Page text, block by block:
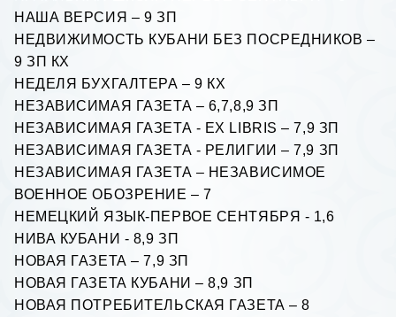
НАША ВЕРСИЯ – 9 ЗП
НЕДВИЖИМОСТЬ КУБАНИ БЕЗ ПОСРЕДНИКОВ –
9 ЗП КХ
НЕДЕЛЯ БУХГАЛТЕРА – 9 КХ
НЕЗАВИСИМАЯ ГАЗЕТА – 6,7,8,9 ЗП
НЕЗАВИСИМАЯ ГАЗЕТА - EX LIBRIS – 7,9 ЗП
НЕЗАВИСИМАЯ ГАЗЕТА - РЕЛИГИИ – 7,9 ЗП
НЕЗАВИСИМАЯ ГАЗЕТА – НЕЗАВИСИМОЕ
ВОЕННОЕ ОБОЗРЕНИЕ – 7
НЕМЕЦКИЙ ЯЗЫК-ПЕРВОЕ СЕНТЯБРЯ - 1,6
НИВА КУБАНИ - 8,9 ЗП
НОВАЯ ГАЗЕТА – 7,9 ЗП
НОВАЯ ГАЗЕТА КУБАНИ – 8,9 ЗП
НОВАЯ ПОТРЕБИТЕЛЬСКАЯ ГАЗЕТА – 8